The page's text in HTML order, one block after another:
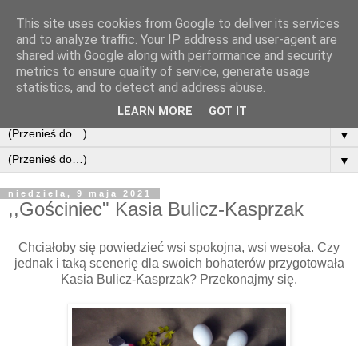
▼
▼
niedziela, 9 maja 2021
,,Gościniec" Kasia Bulicz-Kasprzak
Chciałoby się powiedzieć wsi spokojna, wsi wesoła. Czy
jednak i taką scenerię dla swoich bohaterów przygotowała
Kasia Bulicz-Kasprzak? Przekonajmy się.
This site uses cookies from Google to deliver its services
and to analyze traffic. Your IP address and user-agent are
shared with Google along with performance and security
metrics to ensure quality of service, generate usage
statistics, and to detect and address abuse.
LEARN MORE GOT IT